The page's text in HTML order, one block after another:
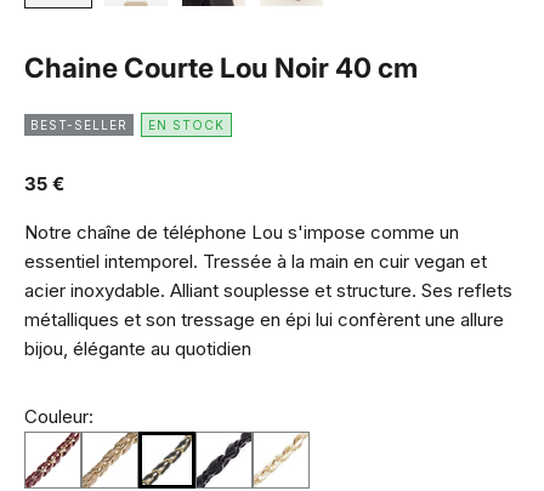
Chaine Courte Lou Noir 40 cm
BEST-SELLER EN STOCK
Prix de vente
35 €
Notre chaîne de téléphone Lou s'impose comme un
essentiel intemporel. Tressée à la main en cuir vegan et
acier inoxydable. Alliant souplesse et structure. Ses reflets
métalliques et son tressage en épi lui confèrent une allure
bijou, élégante au quotidien
Couleur: